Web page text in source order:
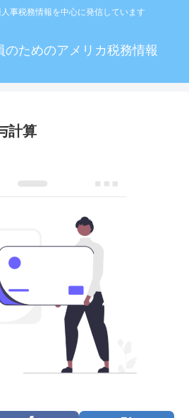
事税務情報を中心に発信しています
のためのアメリカ税務情報
計算